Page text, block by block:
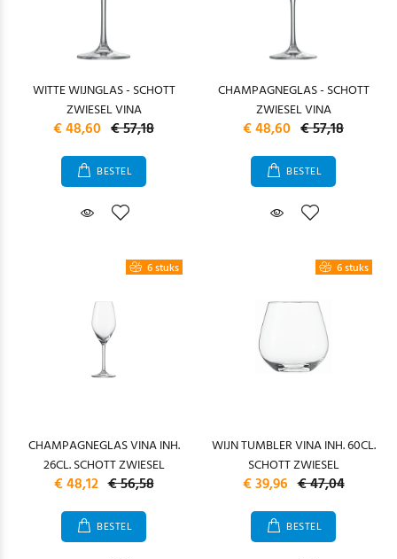
WITTE WIJNGLAS - SCHOTT
ZWIESEL VINA
€ 48,60 € 57,18
BESTEL
CHAMPAGNEGLAS - SCHOTT
ZWIESEL VINA
€ 48,60 € 57,18
BESTEL
6 stuks
CHAMPAGNEGLAS VINA INH.
26CL. SCHOTT ZWIESEL
€ 48,12 € 56,58
BESTEL
6 stuks
WIJN TUMBLER VINA INH. 60CL.
SCHOTT ZWIESEL
€ 39,96 € 47,04
BESTEL